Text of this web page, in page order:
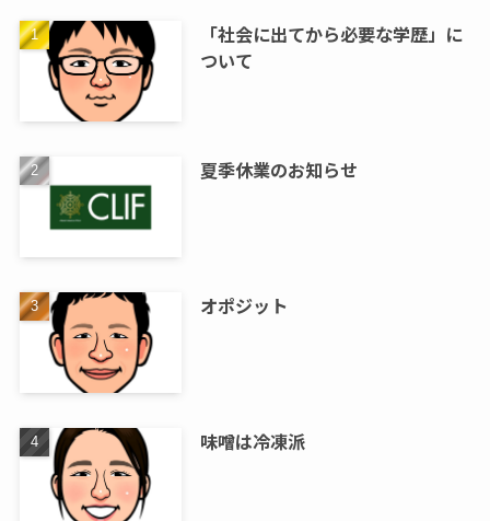
「社会に出てから必要な学歴」に
ついて
夏季休業のお知らせ
オポジット
味噌は冷凍派